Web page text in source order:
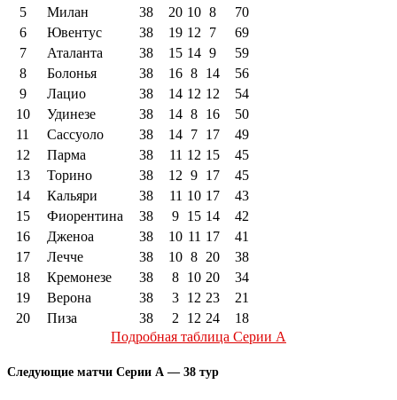
5
Милан 38 20 10 8
70
6
Ювентус 38 19 12 7
69
7
Аталанта 38 15 14 9
59
8
Болонья 38 16 8 14
56
9
Лацио 38 14 12 12
54
10
Удинезе 38 14 8 16
50
11
Сассуоло 38 14 7 17
49
12
Парма 38 11 12 15
45
13
Торино 38 12 9 17
45
14
Кальяри 38 11 10 17
43
15
Фиорентина 38 9 15 14
42
16
Дженоа 38 10 11 17
41
17
Лечче 38 10 8 20
38
18
Кремонезе 38 8 10 20
34
19
Верона 38 3 12 23
21
20
Пиза 38 2 12 24
18
Подробная таблица Серии А
Следующие матчи Серии А — 38 тур